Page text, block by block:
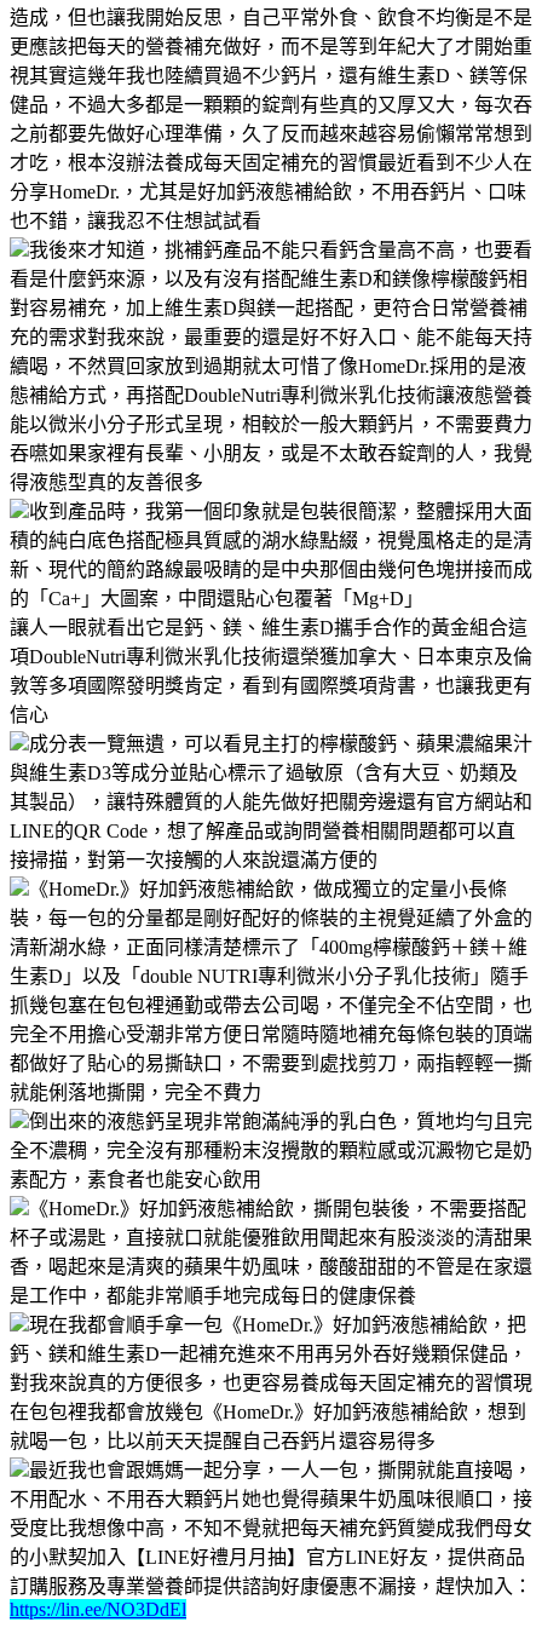
造成，但也讓我開始反思，自己平常外食、飲食不均衡是不是
更應該把每天的營養補充做好，而不是等到年紀大了才開始重
視其實這幾年我也陸續買過不少鈣片，還有維生素D、鎂等保
健品，不過大多都是一顆顆的錠劑有些真的又厚又大，每次吞
之前都要先做好心理準備，久了反而越來越容易偷懶常常想到
才吃，根本沒辦法養成每天固定補充的習慣最近看到不少人在
分享HomeDr.，尤其是好加鈣液態補給飲，不用吞鈣片、口味
也不錯，讓我忍不住想試試看
我後來才知道，挑補鈣產品不能只看鈣含量高不高，也要看
看是什麼鈣來源，以及有沒有搭配維生素D和鎂像檸檬酸鈣相
對容易補充，加上維生素D與鎂一起搭配，更符合日常營養補
充的需求對我來說，最重要的還是好不好入口、能不能每天持
續喝，不然買回家放到過期就太可惜了像HomeDr.採用的是液
態補給方式，再搭配DoubleNutri專利微米乳化技術讓液態營養
能以微米小分子形式呈現，相較於一般大顆鈣片，不需要費力
吞嚥如果家裡有長輩、小朋友，或是不太敢吞錠劑的人，我覺
得液態型真的友善很多
收到產品時，我第一個印象就是包裝很簡潔，整體採用大面
積的純白底色搭配極具質感的湖水綠點綴，視覺風格走的是清
新、現代的簡約路線最吸睛的是中央那個由幾何色塊拼接而成
的「Ca+」大圖案，中間還貼心包覆著「Mg+D」
讓人一眼就看出它是鈣、鎂、維生素D攜手合作的黃金組合這
項DoubleNutri專利微米乳化技術還榮獲加拿大、日本東京及倫
敦等多項國際發明獎肯定，看到有國際獎項背書，也讓我更有
信心
成分表一覽無遺，可以看見主打的檸檬酸鈣、蘋果濃縮果汁
與維生素D3等成分並貼心標示了過敏原（含有大豆、奶類及
其製品），讓特殊體質的人能先做好把關旁邊還有官方網站和
LINE的QR Code，想了解產品或詢問營養相關問題都可以直
接掃描，對第一次接觸的人來說還滿方便的
《HomeDr.》好加鈣液態補給飲，做成獨立的定量小長條
裝，每一包的分量都是剛好配好的條裝的主視覺延續了外盒的
清新湖水綠，正面同樣清楚標示了「400mg檸檬酸鈣＋鎂＋維
生素D」以及「double NUTRI專利微米小分子乳化技術」隨手
抓幾包塞在包包裡通勤或帶去公司喝，不僅完全不佔空間，也
完全不用擔心受潮非常方便日常隨時隨地補充每條包裝的頂端
都做好了貼心的易撕缺口，不需要到處找剪刀，兩指輕輕一撕
就能俐落地撕開，完全不費力
倒出來的液態鈣呈現非常飽滿純淨的乳白色，質地均勻且完
全不濃稠，完全沒有那種粉末沒攪散的顆粒感或沉澱物它是奶
素配方，素食者也能安心飲用
《HomeDr.》好加鈣液態補給飲，撕開包裝後，不需要搭配
杯子或湯匙，直接就口就能優雅飲用聞起來有股淡淡的清甜果
香，喝起來是清爽的蘋果牛奶風味，酸酸甜甜的不管是在家還
是工作中，都能非常順手地完成每日的健康保養
現在我都會順手拿一包《HomeDr.》好加鈣液態補給飲，把
鈣、鎂和維生素D一起補充進來不用再另外吞好幾顆保健品，
對我來說真的方便很多，也更容易養成每天固定補充的習慣現
在包包裡我都會放幾包《HomeDr.》好加鈣液態補給飲，想到
就喝一包，比以前天天提醒自己吞鈣片還容易得多
最近我也會跟媽媽一起分享，一人一包，撕開就能直接喝，
不用配水、不用吞大顆鈣片她也覺得蘋果牛奶風味很順口，接
受度比我想像中高，不知不覺就把每天補充鈣質變成我們母女
的小默契加入【LINE好禮月月抽】官方LINE好友，提供商品
訂購服務及專業營養師提供諮詢好康優惠不漏接，趕快加入：
https://lin.ee/NO3DdEl